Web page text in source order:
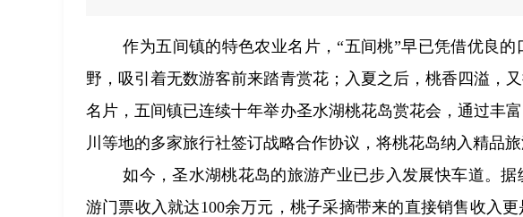
作为五间镇的特色农业名片，“五间桃”早已凭借优良
野，吸引着无数游客前来踏青赏花；入夏之后，桃香四溢，
名片，五间镇已连续十年举办圣水湖桃花岛赏花会，通过丰
川等地的多家旅行社签订战略合作协议，将桃花岛纳入精品
如今，圣水湖桃花岛的旅游产业已步入发展快车道。
游门票收入就达100余万元，桃子采摘带来的直接销售收入